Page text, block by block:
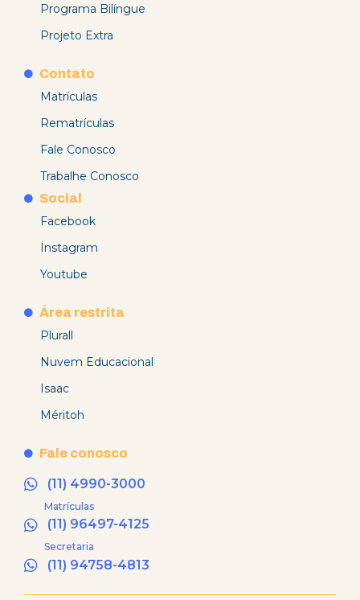
Programa Bilíngue
Projeto Extra
Contato
Matrículas
Rematrículas
Fale Conosco
Trabalhe Conosco
Social
Facebook
Instagram
Youtube
Área restrita
Plurall
Nuvem Educacional
Isaac
Méritoh
Fale conosco
(11) 4990-3000
Matrículas
(11) 96497-4125
Secretaria
(11) 94758-4813